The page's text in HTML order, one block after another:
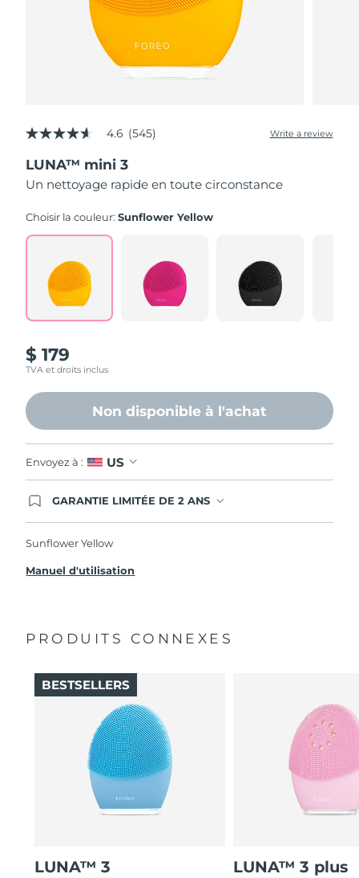
4.6
of
5
stars,
rating
Read
Reviews.
Same
page
4.6 (545) Write a review
LUNA™ mini 3
Un nettoyage rapide en toute circonstance
Choisir la couleur:Sunflower Yellow
$ 179
TVA et droits inclus
Non disponible à l'achat
Envoyez à : US
GARANTIE LIMITÉE DE 2 ANS
FOREO. Cela signifie que si vous rencontrez des
de garantie limitée, FOREO vous remplace ce
Sunflower Yellow
Manuel d'utilisation
PRODUITS CONNEXES
LUNA™ 3
BESTSELLERS
LUNA™ 3 plus